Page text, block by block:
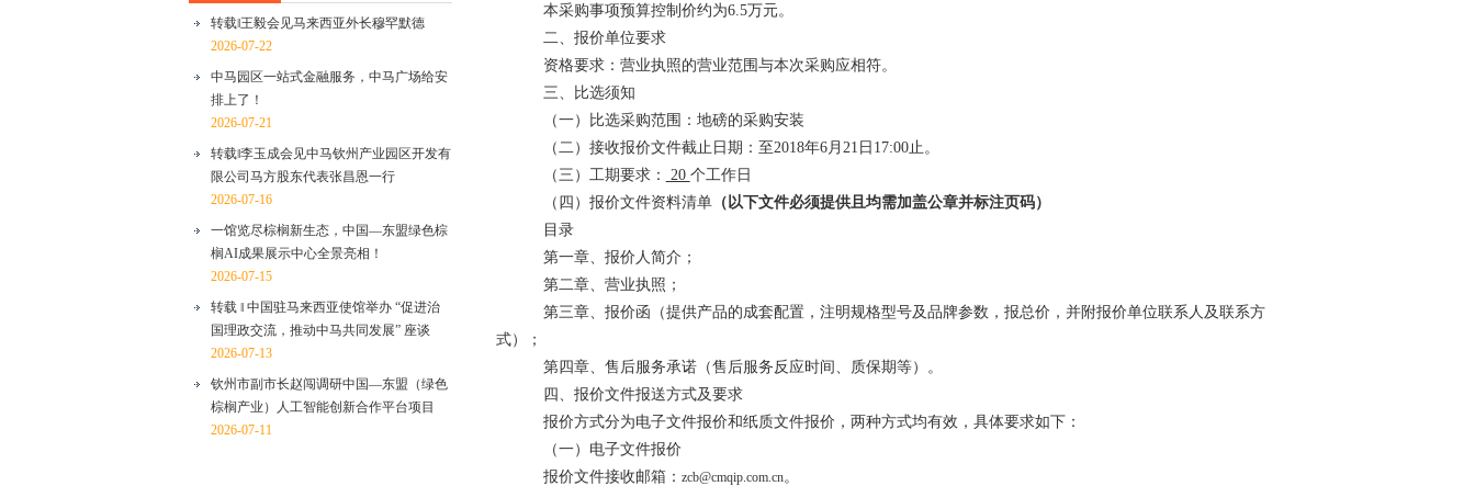
转载‖王毅会见马来西亚外长穆罕默德
2026-07-22
中马园区一站式金融服务，中马广场给安
排上了！
2026-07-21
转载‖李玉成会见中马钦州产业园区开发有
限公司马方股东代表张昌恩一行
2026-07-16
一馆览尽棕榈新生态，中国—东盟绿色棕
榈AI成果展示中心全景亮相！
2026-07-15
转载 ‖ 中国驻马来西亚使馆举办 “促进治
国理政交流，推动中马共同发展” 座谈
2026-07-13
钦州市副市长赵闯调研中国—东盟（绿色
棕榈产业）人工智能创新合作平台项目
2026-07-11
本采购事项预算控制价约为6.5万元。
二、报价单位要求
资格要求：营业执照的营业范围与本次采购应相符。
三、比选须知
（一）比选采购范围：地磅的采购安装
（二）接收报价文件截止日期：至2018年6月 21 日 17:00止。
（三）工期要求：
20 个工作日
（ 四 ）报价文件资料清单（以下文件必须提供且均需加盖公章并标注页码）
目录
第一章、报价人简介；
第二章、营业执照；
第三章、报价函（提供产品的成套配置，注明规格型号及品牌参数，报总价，并附报价单位联系人及联系方
式）；
第四章、售后服务承诺（售后服务反应时间、质保期等）。
四、报价文件报送方式及要求
报价方式分为电子文件报价和纸质文件报价，两种方式均有效，具体要求如下：
（一）电子文件报价
报价文件接收邮箱： zcb@cmqip.com.cn。